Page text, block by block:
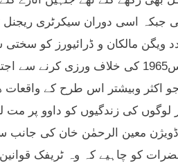
جبکہ اسی دوران سیکرٹری ریجنل
ڈومکی نے متعدد ویگنوں پر 6500 کے جرمانے بھی عائد کیے اور 9 عدد ویگن
کہ وہ ٹریفک قوانین پر عمل درآمد کو یقینی بنائیں اور موٹر ویکل
اکثر وبیشتر اس طرح کے
لوگوں کی زندگیوں کو داوو پر
معین الرحمٰن خان کی جانب
کو چاہیے کہ وہ ٹریفک